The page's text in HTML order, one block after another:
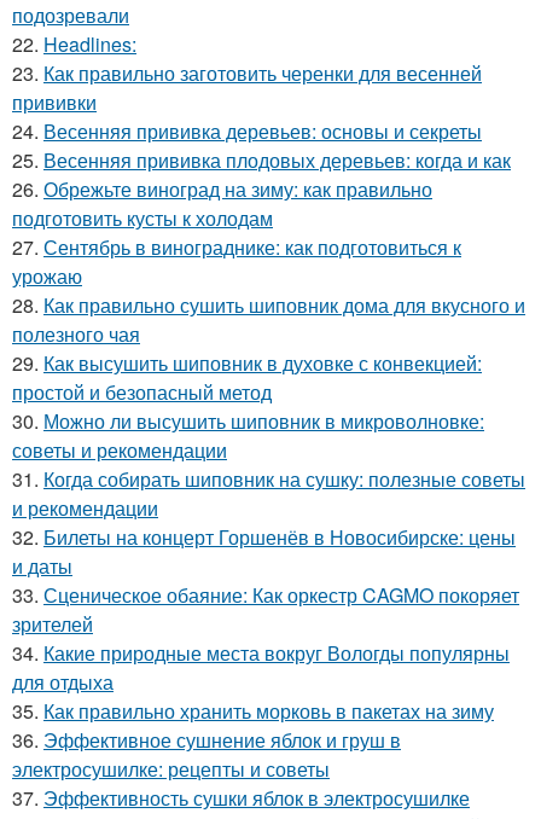
подозревали
22. Headlines:
23. Как правильно заготовить черенки для весенней
прививки
24. Весенняя прививка деревьев: основы и секреты
25. Весенняя прививка плодовых деревьев: когда и как
26. Обрежьте виноград на зиму: как правильно
подготовить кусты к холодам
27. Сентябрь в винограднике: как подготовиться к
урожаю
28. Как правильно сушить шиповник дома для вкусного и
полезного чая
29. Как высушить шиповник в духовке с конвекцией:
простой и безопасный метод
30. Можно ли высушить шиповник в микроволновке:
советы и рекомендации
31. Когда собирать шиповник на сушку: полезные советы
и рекомендации
32. Билеты на концерт Горшенёв в Новосибирске: цены
и даты
33. Сценическое обаяние: Как оркестр CAGMO покоряет
зрителей
34. Какие природные места вокруг Вологды популярны
для отдыха
35. Как правильно хранить морковь в пакетах на зиму
36. Эффективное сушнение яблок и груш в
электросушилке: рецепты и советы
37. Эффективность сушки яблок в электросушилке